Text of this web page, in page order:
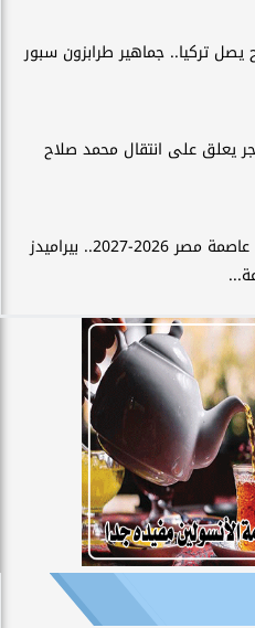
تركيا.. جماهير طرابزون سبور
يعلق على انتقال محمد صلاح
قرعة كأس عاصمة مصر 2026-2027.. بيراميدز